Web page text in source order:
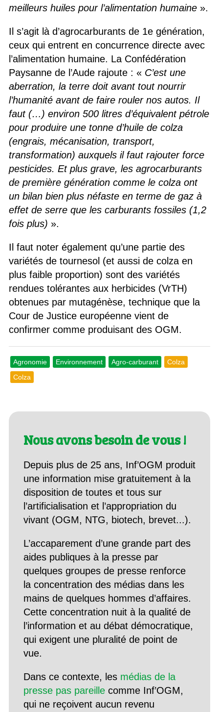
meilleurs huiles pour l’alimentation humaine».
Il s’agit là d’agrocarburants de 1e génération,
ceux qui entrent en concurrence directe avec
l’alimentation humaine. La Confédération
Paysanne de l’Aude rajoute : « C’est une
aberration, la terre doit avant tout nourrir
l’humanité avant de faire rouler nos autos. Il
faut (…) environ 500 litres d’équivalent pétrole
pour produire une tonne d’huile de colza
(engrais, mécanisation, transport,
transformation) auxquels il faut rajouter force
pesticides. Et plus grave, les agrocarburants
de première génération comme le colza ont
un bilan bien plus néfaste en terme de gaz à
effet de serre que les carburants fossiles (1,2
fois plus) ».
Il faut noter également qu’une partie des
variétés de tournesol (et aussi de colza en
plus faible proportion) sont des variétés
rendues tolérantes aux herbicides (VrTH)
obtenues par mutagénèse, technique que la
Cour de Justice européenne vient de
confirmer comme produisant des OGM.
Agronomie Environnement Agro-carburant
Colza
Colza
Nous avons besoin de vous !
Depuis plus de 25 ans, Inf’OGM produit
une information mise gratuitement à la
disposition de toutes et tous sur
l’artificialisation et l’appropriation du
vivant (OGM, NTG, biotech, brevet...).
L’accaparement d’une grande part des
aides publiques à la presse par
quelques groupes de presse renforce
la concentration des médias dans les
mains de quelques hommes d’affaires.
Cette concentration nuit à la qualité de
l’information et au débat démocratique,
qui exigent une pluralité de point de
vue.
Dans ce contexte, les médias de la
presse pas pareillecomme Inf’OGM,
qui ne reçoivent aucun revenu